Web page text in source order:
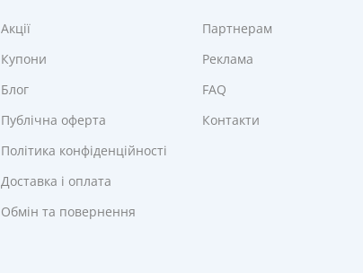
Акції
Купони
Блог
Публічна оферта
Політика конфіденційності
Доставка і оплата
Обмін та повернення
Партнерам
Реклама
FAQ
Контакти